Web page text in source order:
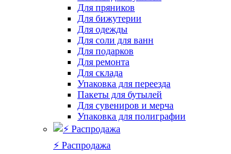
Для пряников
Для бижутерии
Для одежды
Для соли для ванн
Для подарков
Для ремонта
Для склада
Упаковка для переезда
Пакеты для бутылей
Для сувениров и мерча
Упаковка для полиграфии
⚡️ Распродажа